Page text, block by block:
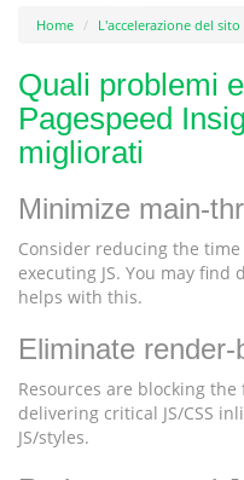
Home L'accelerazione del sito
Quali problemi
Pagespeed
migliorati
Minimize main-
Consider reducing the
executing JS. You may find
helps with this.
Eliminate
Resources are blocking
delivering critical JS/CSS
JS/styles.